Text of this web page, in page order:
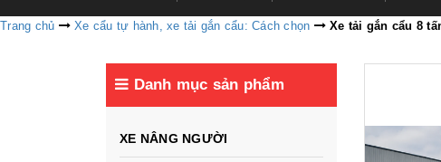
Trang chủ Xe cẩu tự hành, xe tải gắn cẩu: Cách chọn Xe tải gắn cẩu 8
Danh mục sản phẩm
XE NÂNG NGƯỜI